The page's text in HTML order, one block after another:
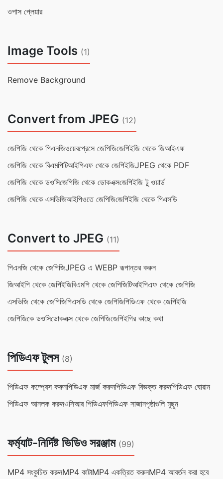
ওপাস প্লেয়ার
Image Tools (1)
Remove Background
Convert from JPEG (12)
জেপিজি থেকে পিএনজিওয়েবপ্রেসে জেপিজিজেপিইজি থেকে জিআইএফ
জেপিজি থেকে বিএমপিটিআইপিএফ থেকে জেপিইজিJPEG থেকে PDF
জেপিজি থেকে ডওসিজেপিজি থেকে ডোকএক্সজেপিইজি টু ওয়ার্ড
জেপিজি থেকে এসভিজিআইপিওতে জেপিজিজেপিইজি থেকে পিএসডি
Convert to JPEG (11)
পিএনজি থেকে জেপিজিJPEG এ WEBP রূপান্তর করুন
জিআইপি থেকে জেপিইজিবিএমপি থেকে জেপিজিটিআইপিএফ থেকে জেপিজি
এসভিজি থেকে জেপিজিপিএসডি থেকে জেপিজিপিডিএফ থেকে জেপিইজি
জেপিজিকে ডওসিডোকএক্স থেকে জেপিজিজেপিইগির কাছে কথা
পিডিএফ টুলস (8)
পিডিএফ কম্প্রেস করুনপিডিএফ মার্জ করুনপিডিএফ বিভক্ত করুনপিডিএফ ঘোরান
পিডিএফ আনলক করুনওসিআর পিডিএফপিডিএফ সাজানপৃষ্ঠাগুলি মুছুন
ফর্ম্যাট-নির্দিষ্ট ভিডিও সরঞ্জাম (99)
MP4 সংকুচিত করুনMP4 কাটাMP4 একত্রিত করুনMP4 আবর্তন করা হবে